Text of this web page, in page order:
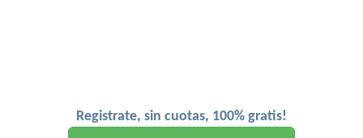
Registrate, sin cuotas, 100% gratis!